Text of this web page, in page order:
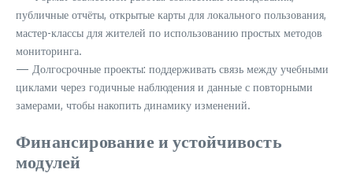
публичные отчёты, открытые карты для локального пользования,
мастер-классы для жителей по использованию простых методов
мониторинга.
— Долгосрочные проекты: поддерживать связь между учебными
циклами через годичные наблюдения и данные с повторными
замерами, чтобы накопить динамику изменений.
Финансирование и устойчивость
модулей